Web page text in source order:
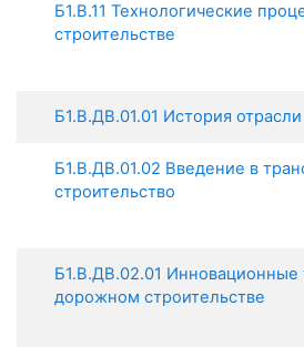
Б1.В.11 Технологические
строительстве
Б1.В.ДВ.01.01 История отрасли
Б1.В.ДВ.01.02 Введение в
строительство
Б1.В.ДВ.02.01 Инновационные
дорожном строительстве